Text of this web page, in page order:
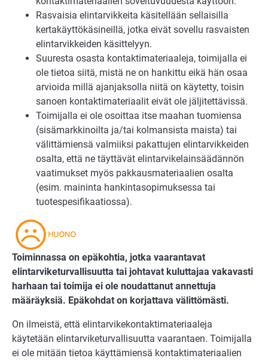
Rasvaisia elintarvikkeita käsitellään sellaisilla
kertakäyttökäsineillä, jotka eivät sovellu rasvaisten
elintarvikkeiden käsittelyyn.
Suuresta osasta kontaktimateriaaleja, toimijalla ei
ole tietoa siitä, mistä ne on hankittu eikä hän osaa
arvioida millä ajanjaksolla niitä on käytetty, toisin
sanoen kontaktimateriaalit eivät ole jäljitettävissä.
Toimijalla ei ole osoittaa itse maahan tuomiensa
(sisämarkkinoilta ja/tai kolmansista maista) tai
välittämiensä valmiiksi pakattujen elintarvikkeiden
osalta, että ne täyttävät elintarvikelainsäädännön
vaatimukset myös pakkausmateriaalien osalta
(esim. maininta hankintasopimuksessa tai
tuotespesifikaatiossa).
Toiminnassa on epäkohtia, jotka vaarantavat
elintarviketurvallisuutta tai johtavat kuluttajaa vakavasti
harhaan tai toimija ei ole noudattanut annettuja
määräyksiä. Epäkohdat on korjattava välittömästi.
On ilmeistä, että elintarvikekontaktimateriaaleja
käytetään elintarviketurvallisuutta vaarantaen. Toimijalla
ei ole mitään tietoa käyttämiensä kontaktimateriaalien